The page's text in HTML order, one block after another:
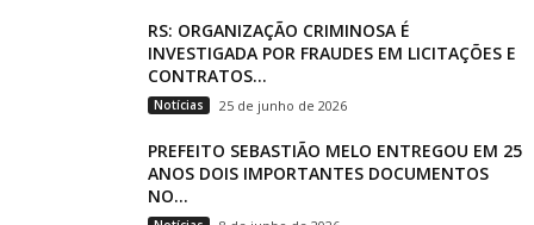
RS: ORGANIZAÇÃO CRIMINOSA É
INVESTIGADA POR FRAUDES EM LICITAÇÕES E
CONTRATOS...
Notícias 25 de junho de 2026
PREFEITO SEBASTIÃO MELO ENTREGOU EM 25
ANOS DOIS IMPORTANTES DOCUMENTOS
NO...